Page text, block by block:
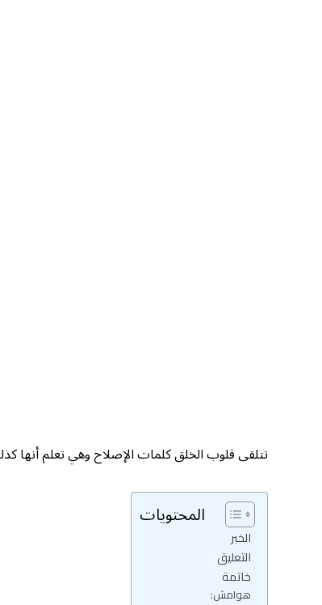
تتلقى قلوب الخلق كلمات الإصلاح وهي تعلم أنها
المحتويات
الخبر
التعليق
خاتمة
هوامش: